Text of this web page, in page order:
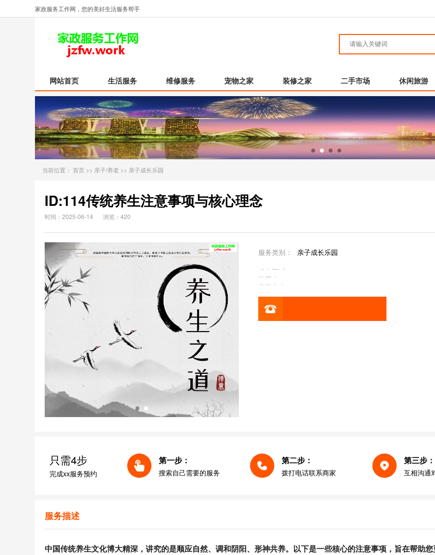
家政服务工作网，您的美好生活服务帮手
网站首页 生活服务 维修服务 宠物之家 装修之家 二手市场 休闲旅游
当前位置： 首页 >> 亲子/养老 >> 亲子成长乐园
ID:114传统养生注意事项与核心理念
时间：2025-06-14 浏览：420
服务类别：
亲子成长乐园
服务区域：
联系人：
商家名称：
价格：
只需4步
完成xx服务预约
第一步：
搜索自己需要的服务
第二步：
拨打电话联系商家
第三步：
互相沟通
服务描述
中国传统养生文化博大精深，讲究的是顺应自然、调和阴阳、形神共养。 以下是一些核心的注意事项，旨在帮助